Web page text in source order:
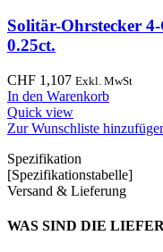
Solitär-Ohrstecker
0.25ct.
CHF 1,107 Exkl. MwSt
In den Warenkorb
Quick view
Zur Wunschliste
Spezifikation
[Spezifikationstabelle]
Versand & Lieferung
WAS SIND DIE